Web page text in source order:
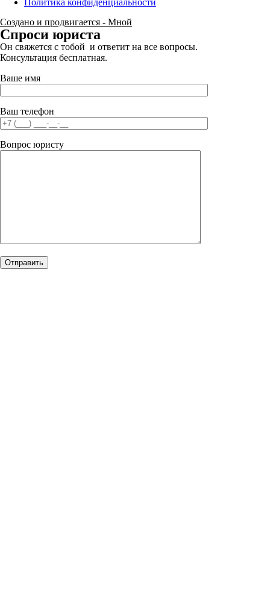
Политика конфиденциальности
Создано и продвигается - Мной
Спроси юриста
Он свяжется с тобой и ответит на все вопросы.
Консультация бесплатная.
Ваше имя
Ваш телефон
Вопрос юристу